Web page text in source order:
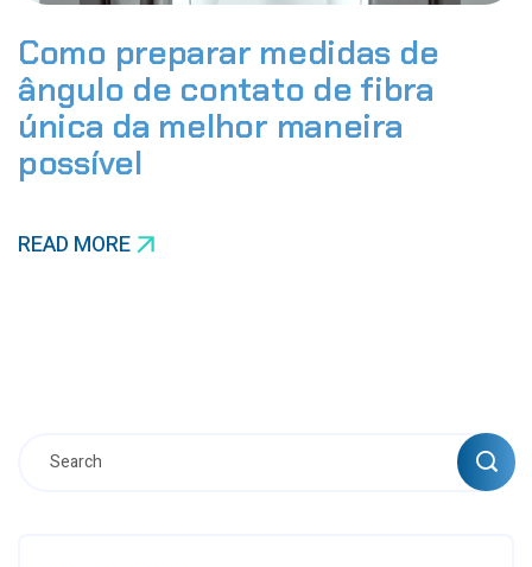
Como preparar medidas de
ângulo de contato de fibra
única da melhor maneira
possível
READ MORE